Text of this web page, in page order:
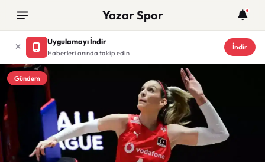
Yazar Spor
Uygulamayı İndir
Haberleri anında takip edin
İndir
Gündem